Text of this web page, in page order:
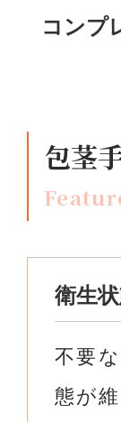
コンプ
包茎
衛生
不要
態が